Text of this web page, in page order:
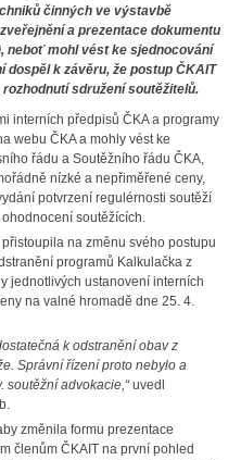
činných ve výstavbě
a prezentace dokumentu
neboť mohl vést ke sjednocování
k závěru, že postup ČKAIT
sdružení soutěžitelů.
interních předpisů ČKA a programy
webu ČKA a mohly vést ke
řádu a Soutěžního řádu ČKA,
nízké a nepřiměřené ceny,
potvrzení regulérnosti soutěží
soutěžících.
na změnu svého postupu
programů Kalkulačka z
jednotlivých ustanovení interních
na valné hromadě dne 25. 4.
k odstranění obav z
Správní řízení proto nebylo a
soutěžní advokacie,“uvedl
změnila formu prezentace
členům ČKAIT na první pohled